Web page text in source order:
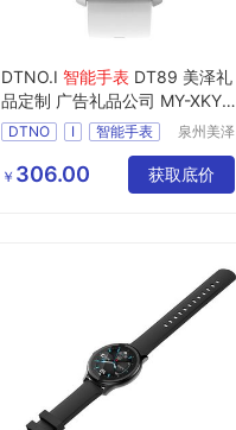
DTNO.I 智能手表 DT89 美泽礼
品定制 广告礼品公司 MY-XKY-
L5-13
DTNO I
智能手表
MY
XKY 13
泉州美泽
公司
￥ 306.00 获取底价